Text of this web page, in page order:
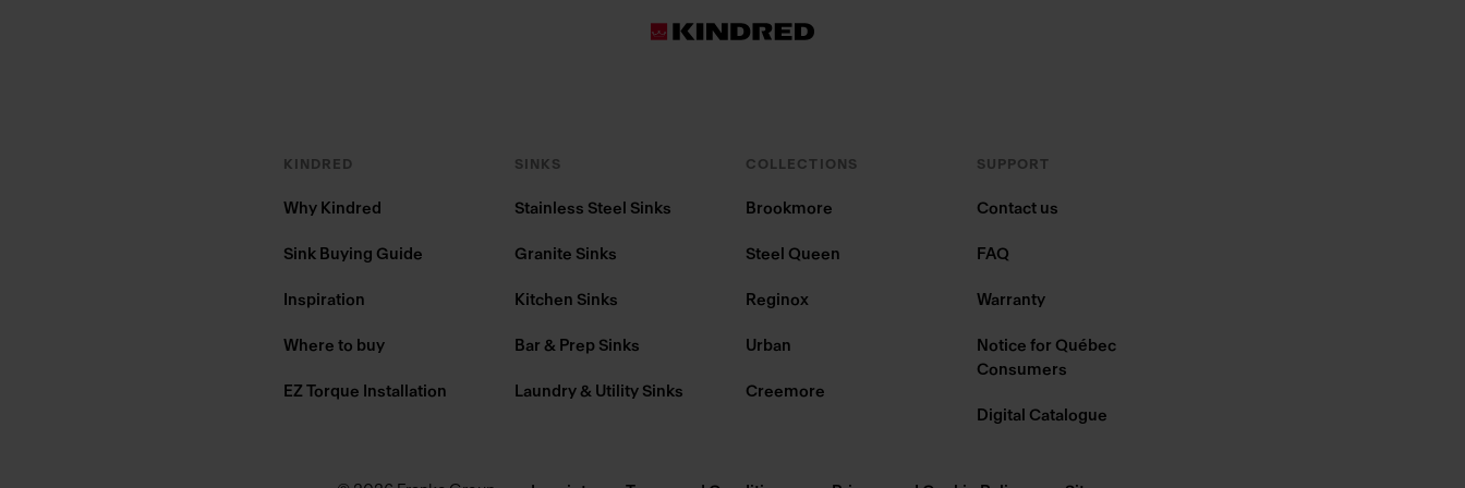
KINDRED
Why Kindred
Sink Buying Guide
Inspiration
Where to buy
EZ Torque Installation
SINKS
Stainless Steel Sinks
Granite Sinks
Kitchen Sinks
Bar & Prep Sinks
Laundry & Utility Sinks
COLLECTIONS
Brookmore
Steel Queen
Reginox
Urban
Creemore
SUPPORT
Contact us
FAQ
Warranty
Notice for Québec
Consumers
Digital Catalogue